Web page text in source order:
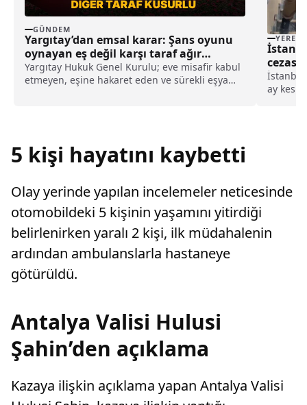
GÜNDEM
Yargıtay’dan emsal karar: Şans oyunu
oynayan eş değil karşı taraf ağır
kusurlu sayıldı
Yargıtay Hukuk Genel Kurulu; eve misafir kabul
etmeyen, eşine hakaret eden ve sürekli eşya
YEREL
haberi
ay
5 kişi hayatını kaybetti
Olay yerinde yapılan incelemeler neticesinde
otomobildeki 5 kişinin yaşamını yitirdiği
belirlenirken yaralı 2 kişi, ilk müdahalenin
ardından ambulanslarla hastaneye
götürüldü.
Antalya Valisi Hulusi
Şahin’den açıklama
Kazaya ilişkin açıklama yapan Antalya Valisi